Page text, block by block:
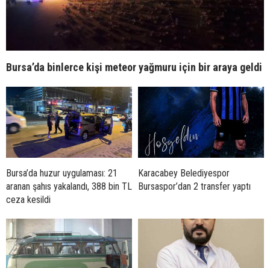
Bursa’da binlerce kişi meteor yağmuru için bir araya geldi
Bursa’da huzur uygulaması: 21
aranan şahıs yakalandı, 388 bin TL
ceza kesildi
Karacabey Belediyespor
Bursaspor’dan 2 transfer yaptı